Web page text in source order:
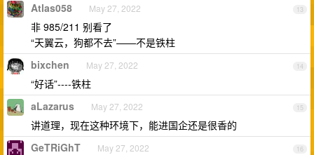
13
Atlas058 May 27, 2022
非 985/211 别看了
“天翼云，狗都不去”——不是铁柱
14
bixchen May 27, 2022
“好话”----铁柱
15
aLazarus May 27, 2022
讲道理，现在这种环境下，能进国企还是很香的
16
GeTRiGhT May 27, 2022